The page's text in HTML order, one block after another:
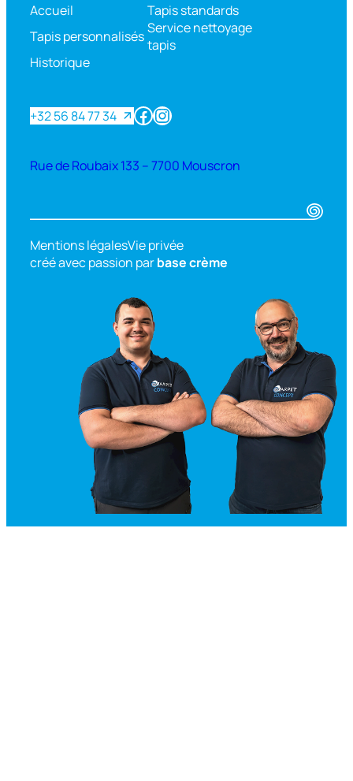
Accueil
Tapis standards
Tapis personnalisésService nettoyage
tapis
Historique
+32 56 84 77 34 Facebook Instagram
Rue de Roubaix 133 – 7700 Mouscron
Mentions légalesVie privée
créé avec passion parbase crème